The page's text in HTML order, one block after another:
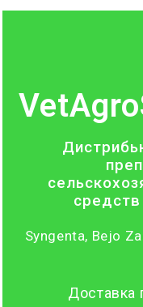
Syngenta, Bejo
Доставка